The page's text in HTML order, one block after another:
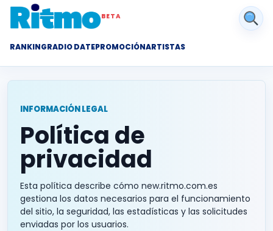
BETA
RANKINGRADIO DATEPROMOCIÓNARTISTAS
INFORMACIÓN LEGAL
Política de
privacidad
Esta política describe cómo new.ritmo.com.es
gestiona los datos necesarios para el funcionamiento
del sitio, la seguridad, las estadísticas y las solicitudes
enviadas por los usuarios.